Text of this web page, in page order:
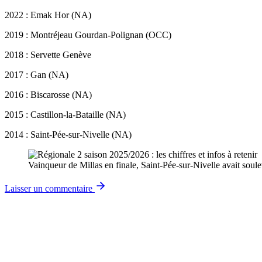
2022 : Emak Hor (NA)
2019 : Montréjeau Gourdan-Polignan (OCC)
2018 : Servette Genève
2017 : Gan (NA)
2016 : Biscarosse (NA)
2015 : Castillon-la-Bataille (NA)
2014 : Saint-Pée-sur-Nivelle (NA)
Vainqueur de Millas en finale, Saint-Pée-sur-Nivelle avait
Laisser un commentaire